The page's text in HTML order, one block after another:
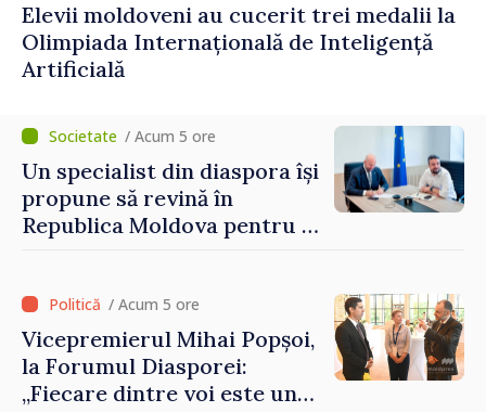
Elevii moldoveni au cucerit trei medalii la
Olimpiada Internațională de Inteligență
Artificială
/ Acum 5 ore
Un specialist din diaspora își
propune să revină în
Republica Moldova pentru a
/ Acum 5 ore
Vicepremierul Mihai Popșoi,
la Forumul Diasporei:
„Fiecare dintre voi este un